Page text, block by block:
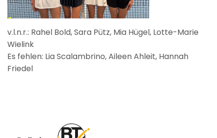
v.l.n.r.: Rahel Bold, Sara Pütz, Mia Hügel, Lotte-Marie
Wielink
Es fehlen: Lia Scalambrino, Aileen Ahleit, Hannah
Friedel